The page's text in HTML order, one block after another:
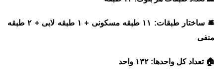
🛎️ ساختار طبقات:
۱۱ طبقه مسکونی + ۱ طبقه لابی + ۲ طبقه
منفی
🏠تعداد کل واحدها: